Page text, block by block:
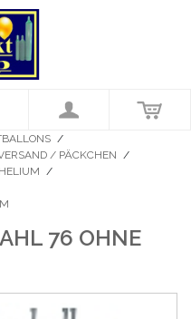
/
/ PÄCKCHEN /
/
76 OHNE